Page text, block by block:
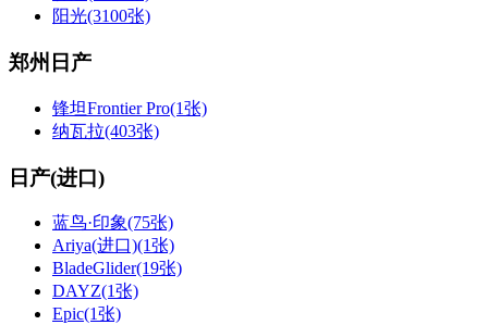
阳光(3100张)
郑州日产
锋坦Frontier Pro(1张)
纳瓦拉(403张)
日产(进口)
蓝鸟·印象(75张)
Ariya(进口)(1张)
BladeGlider(19张)
DAYZ(1张)
Epic(1张)